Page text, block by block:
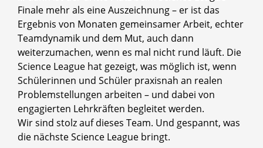
Finale mehr als eine Auszeichnung – er ist das
Ergebnis von Monaten gemeinsamer Arbeit, echter
Teamdynamik und dem Mut, auch dann
weiterzumachen, wenn es mal nicht rund läuft. Die
Science League hat gezeigt, was möglich ist, wenn
Schülerinnen und Schüler praxisnah an realen
Problemstellungen arbeiten – und dabei von
engagierten Lehrkräften begleitet werden.
Wir sind stolz auf dieses Team. Und gespannt, was
die nächste Science League bringt.